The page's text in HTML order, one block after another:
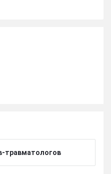
травматологов